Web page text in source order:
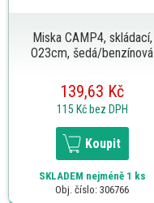
Miska CAMP4, skládací,
O23cm, šedá/benzínová
139,63 Kč
115 Kč bez DPH
Koupit
SKLADEM nejméně 1 ks
Obj. číslo: 306766